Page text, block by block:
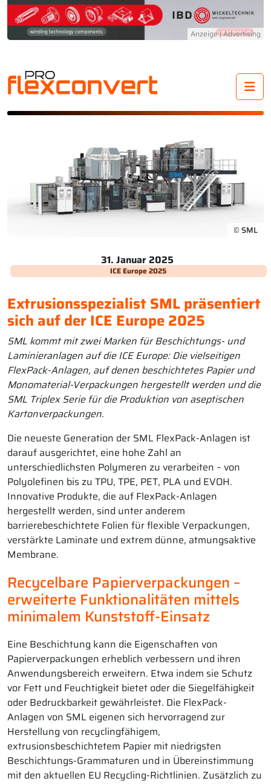
© SML
31. Januar 2025
ICE Europe 2025
Extrusionsspezialist SML präsentiert
sich auf der ICE Europe 2025
SML kommt mit zwei Marken für Beschichtungs- und
Laminieranlagen auf die ICE Europe: Die vielseitigen
FlexPack-Anlagen, auf denen beschichtetes Papier und
Monomaterial-Verpackungen hergestellt werden und die
SML Triplex Serie für die Produktion von aseptischen
Kartonverpackungen.
Die neueste Generation der SML FlexPack-Anlagen ist
darauf ausgerichtet, eine hohe Zahl an
unterschiedlichsten Polymeren zu verarbeiten – von
Polyolefinen bis zu TPU, TPE, PET, PLA und EVOH.
Innovative Produkte, die auf FlexPack-Anlagen
hergestellt werden, sind unter anderem
barrierebeschichtete Folien für flexible Verpackungen,
verstärkte Laminate und extrem dünne, atmungsaktive
Membrane.
Recycelbare Papierverpackungen –
erweiterte Funktionalitäten mittels
minimalem Kunststoff-Einsatz
Eine Beschichtung kann die Eigenschaften von
Papierverpackungen erheblich verbessern und ihren
Anwendungsbereich erweitern. Etwa indem sie Schutz
vor Fett und Feuchtigkeit bietet oder die Siegelfähigkeit
oder Bedruckbarkeit gewährleistet. Die FlexPack-
Anlagen von SML eigenen sich hervorragend zur
Herstellung von recyclingfähigem,
extrusionsbeschichtetem Papier mit niedrigsten
Beschichtungs-Grammaturen und in Übereinstimmung
mit den aktuellen EU Recycling-Richtlinien. Zusätzlich zu